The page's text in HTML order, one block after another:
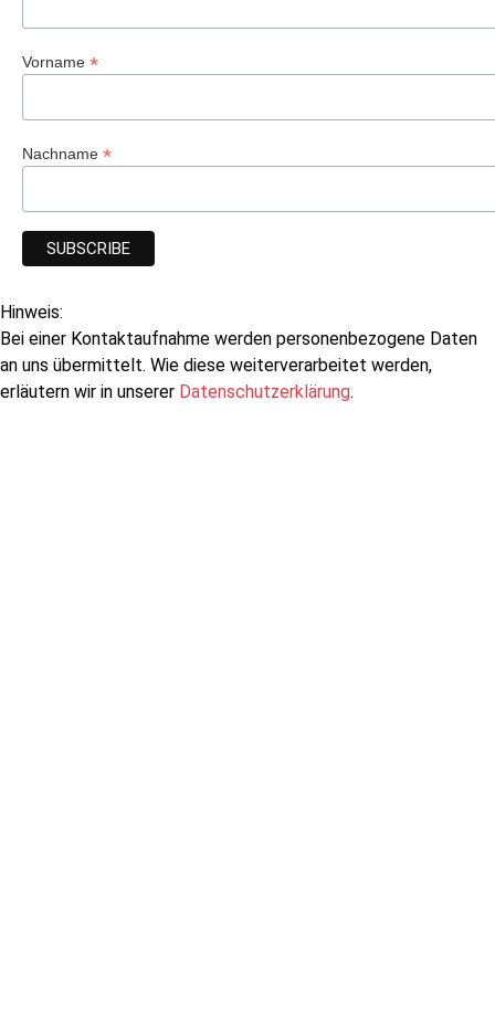
Vorname *
Nachname *
Hinweis:
Bei einer Kontaktaufnahme werden personenbezogene Daten
an uns übermittelt. Wie diese weiterverarbeitet werden,
erläutern wir in unserer Datenschutzerklärung.